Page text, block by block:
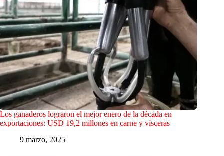
Los ganaderos lograron el mejor enero de la década en
exportaciones: USD 19,2 millones en carne y vísceras
9 marzo, 2025